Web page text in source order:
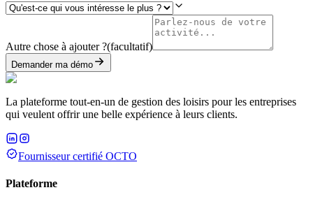
Autre chose à ajouter ?(facultatif)
Demander ma démo
La plateforme tout-en-un de gestion des loisirs pour les entreprises
qui veulent offrir une belle expérience à leurs clients.
Fournisseur certifié OCTO
Plateforme